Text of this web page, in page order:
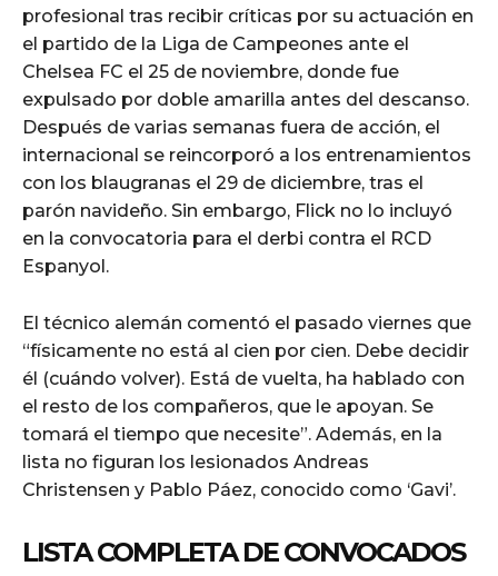
profesional tras recibir críticas por su actuación en
el partido de la Liga de Campeones ante el
Chelsea FC el 25 de noviembre, donde fue
expulsado por doble amarilla antes del descanso.
Después de varias semanas fuera de acción, el
internacional se reincorporó a los entrenamientos
con los blaugranas el 29 de diciembre, tras el
parón navideño. Sin embargo, Flick no lo incluyó
en la convocatoria para el derbi contra el RCD
Espanyol.
El técnico alemán comentó el pasado viernes que
“físicamente no está al cien por cien. Debe decidir
él (cuándo volver). Está de vuelta, ha hablado con
el resto de los compañeros, que le apoyan. Se
tomará el tiempo que necesite”. Además, en la
lista no figuran los lesionados Andreas
Christensen y Pablo Páez, conocido como ‘Gavi’.
LISTA COMPLETA DE CONVOCADOS